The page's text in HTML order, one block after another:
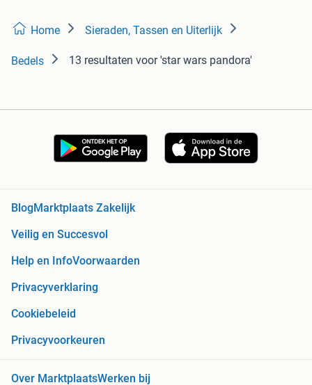
Home Sieraden, Tassen en Uiterlijk
Bedels 13 resultaten voor 'star wars pandora'
BlogMarktplaats Zakelijk
Veilig en Succesvol
Help en InfoVoorwaarden
Privacyverklaring
Cookiebeleid
Privacyvoorkeuren
Over MarktplaatsWerken bij